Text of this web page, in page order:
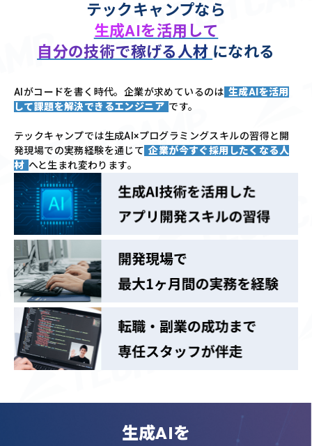
テックキャンプなら
生成AIを活用して
自分の技術で稼げる人材 になれる
AIがコードを書く時代。企業が求めているのは 生成AIを活用
して課題を解決できるエンジニア です。
テックキャンプでは生成AI×プログラミングスキルの習得と開
発現場での実務経験を通じて 企業が今すぐ採用したくなる人
材 へと生まれ変わります。
生成AIを